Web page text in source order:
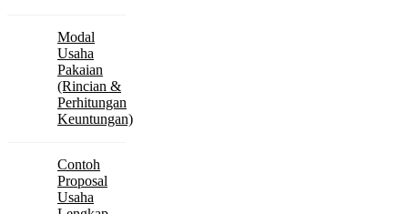
Modal
Usaha
Pakaian
(Rincian &
Perhitungan
Keuntungan)
Contoh
Proposal
Usaha